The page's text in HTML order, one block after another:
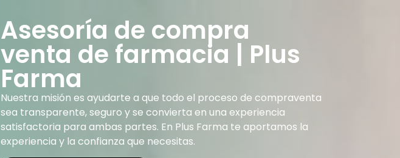
Asesoría de compra
venta de farmacia | Plus
Farma
Nuestra misión es ayudarte a que todo el proceso de compraventa
sea transparente, seguro y se convierta en una experiencia
satisfactoria para ambas partes. En Plus Farma te aportamos la
experiencia y la confianza que necesitas.